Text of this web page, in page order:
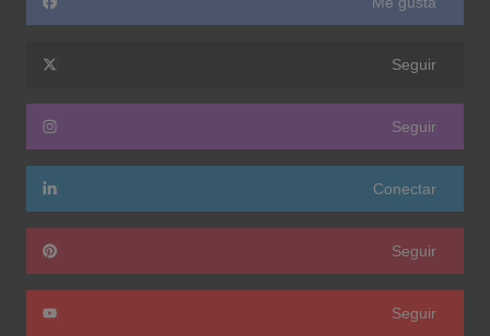
Seguir
Seguir
Conectar
Seguir
Seguir